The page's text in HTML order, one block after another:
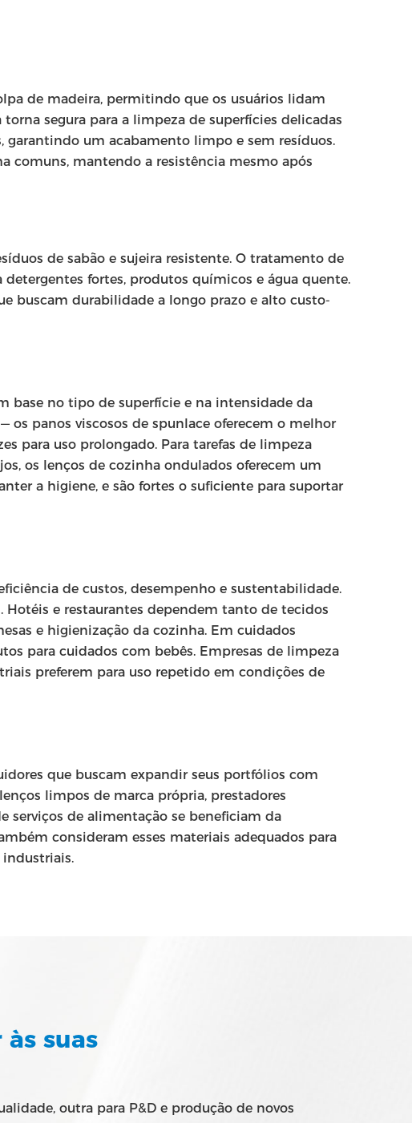
de madeira, permitindo que os usuários lidam
segura para a limpeza de superfícies delicadas
garantindo um acabamento limpo e sem resíduos.
comuns, mantendo a resistência mesmo após
de sabão e sujeira resistente. O tratamento de
fortes, produtos químicos e água quente.
buscam durabilidade a longo prazo e alto custo-
base no tipo de superfície e na intensidade da
os panos viscosos de spunlace oferecem o melhor
para uso prolongado. Para tarefas de limpeza
os lenços de cozinha ondulados oferecem um
a higiene, e são fortes o suficiente para suportar
de custos, desempenho e sustentabilidade.
Hotéis e restaurantes dependem tanto de tecidos
e higienização da cozinha. Em cuidados
para cuidados com bebês. Empresas de limpeza
preferem para uso repetido em condições de
que buscam expandir seus portfólios com
limpos de marca própria, prestadores
serviços de alimentação se beneficiam da
consideram esses materiais adequados para
industriais.
suas
outra para P&D e produção de novos